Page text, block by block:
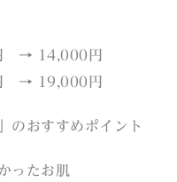
14,000円
→ 19,000円
のおすすめポイント
ったお肌